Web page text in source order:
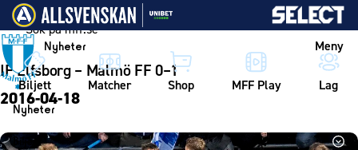
Vidare till innehållet
Nyheter Meny
Biljett Matcher Shop MFF Play Lag
Nyheter
Nyheter
Biljett
IF Elfsborg – Malmö FF 0–1
2016-04-18